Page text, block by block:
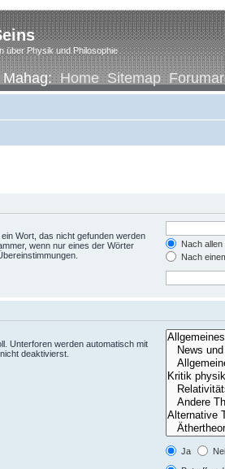
über Physik und Philosophie
Mahag:Home Sitemap
Wort, das nicht gefunden werden
wenn nur eines der Wörter
Nach
Nach
Unterforen werden automatisch mit
deaktivierst.
Ja